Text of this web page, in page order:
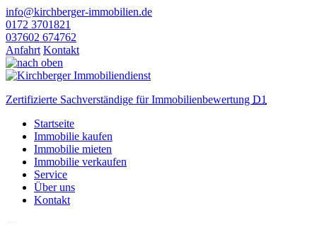
info@kirchberger-immobilien.de
0172 3701821
037602 674762
Anfahrt Kontakt
Zertifizierte Sachverständige für Immobilienbewertung D1
Startseite
Immobilie kaufen
Immobilie mieten
Immobilie verkaufen
Service
Über uns
Kontakt